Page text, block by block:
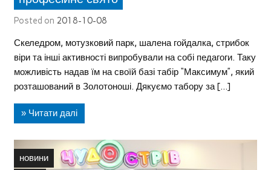
Posted on 2018-10-08
Скеледром, мотузковий парк, шалена гойдалка, стрибок
віри та інші активності випробували на собі педагоги. Таку
можливість надав їм на своїй базі табір “Максимум”, який
розташований в Золотоноші. Дякуємо табору за […]
» Читати далі
новини